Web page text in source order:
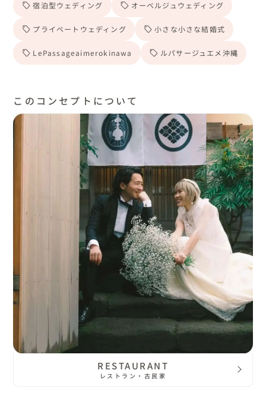
宿泊型ウェディング オーベルジュウェディング
プライベートウェディング 小さな小さな結婚式
LePassageaimerokinawa ルパサージュエメ沖縄
このコンセプトについて
RESTAURANT
レストラン・古民家